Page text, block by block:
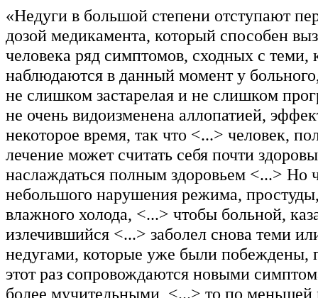
«Недуги в большой степени отступают
дозой медикамента, который способен
человека ряд симптомов, сходных с теми,
наблюдаются в данный момент у
не слишком застарелая и не слишком
не очень видоизменена аллопатией,
некоторое время, так что <...> человек,
лечение может считать себя почти
наслаждаться полным здоровьем <...> Но
небольшого нарушения режима,
влажного холода, <...> чтобы больной,
излечившийся <...> заболел снова теми
недугами, которые уже были побеждены,
этот раз сопровождаются новыми
более мучительными, <...> то по